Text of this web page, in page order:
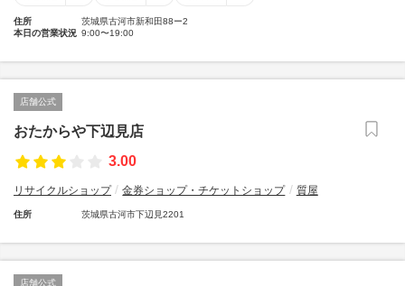
住所
茨城県古河市新和田88ー2
本日の営業状況 9:00〜19:00
店舗公式
おたからや下辺見店
3.00
リサイクルショップ 金券ショップ・チケットショップ 質屋
住所 茨城県古河市下辺見2201
店舗公式